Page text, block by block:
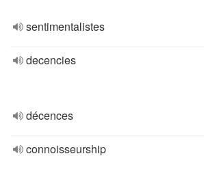
sentimentalistes
decencies
décences
connoisseurship